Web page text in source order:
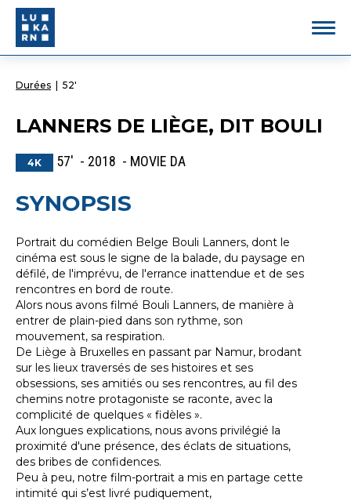
Durées 52'
LANNERS DE LIÈGE, DIT BOULI
4K 57' - 2018 - MOVIE DA
SYNOPSIS
Portrait du comédien Belge Bouli Lanners, dont le
cinéma est sous le signe de la balade, du paysage en
défilé, de l'imprévu, de l'errance inattendue et de ses
rencontres en bord de route.
Alors nous avons filmé Bouli Lanners, de manière à
entrer de plain-pied dans son rythme, son
mouvement, sa respiration.
De Liège à Bruxelles en passant par Namur, brodant
sur les lieux traversés de ses histoires et ses
obsessions, ses amitiés ou ses rencontres, au fil des
chemins notre protagoniste se raconte, avec la
complicité de quelques « fidèles ».
Aux longues explications, nous avons privilégié la
proximité d'une présence, des éclats de situations,
des bribes de confidences.
Peu à peu, notre film-portrait a mis en partage cette
intimité qui s’est livré pudiquement,